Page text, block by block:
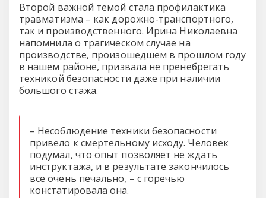
Второй важной темой стала профилактика
травматизма – как дорожно-транспортного,
так и производственного. Ирина Николаевна
напомнила о трагическом случае на
производстве, произошедшем в прошлом году
в нашем районе, призвала не пренебрегать
техникой безопасности даже при наличии
большого стажа.
– Несоблюдение техники безопасности
привело к смертельному исходу. Человек
подумал, что опыт позволяет не ждать
инструктажа, и в результате закончилось
все очень печально, – с горечью
констатировала она.